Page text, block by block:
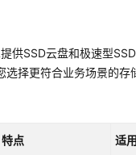
供SSD云盘和极速型
择更符合业务场景的存
特点 适